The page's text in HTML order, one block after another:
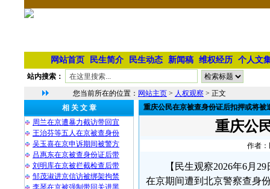
网站首页 民生简介 民生动态 新闻稿 维权经历 个人文
站内搜索：
您当前所在的位置： 网站主页 > 人权观察 > 正文
相 关 文 章
周兰在京遭暴力截访带回宜
王治芬等五人在京被查身份
吴玉喜在京申诉期间被警方
吕惠东在京被查身份证后带
刘明库在京被拦截检查后带
邹茂淑进京信访被绑架拘禁
李琴在京被强制带回关进黑
重庆公民在京被查身份证后扣押或将被
重庆公
作者：
【民生观察2026年6月
在京期间遭到北京警察查身